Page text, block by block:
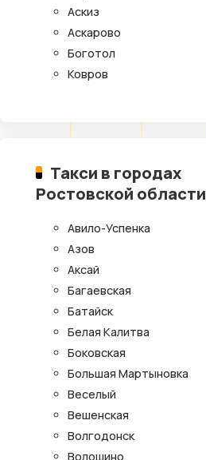
Аскиз
Аскарово
Боготол
Ковров
Такси в городах
Ростовской области
Авило-Успенка
Азов
Аксай
Багаевская
Батайск
Белая Калитва
Боковская
Большая Мартыновка
Веселый
Вешенская
Волгодонск
Волошино